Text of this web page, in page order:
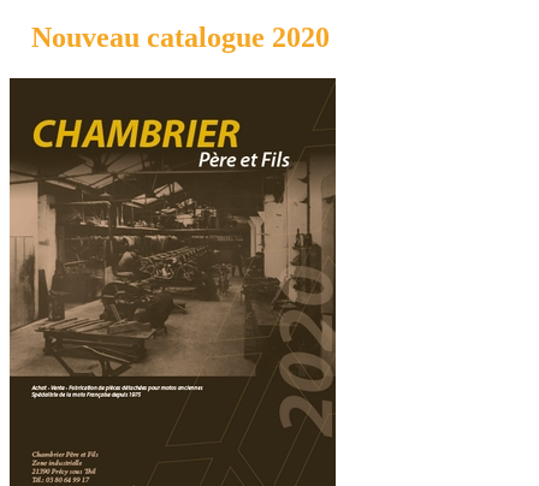
Nouveau catalogue 2020